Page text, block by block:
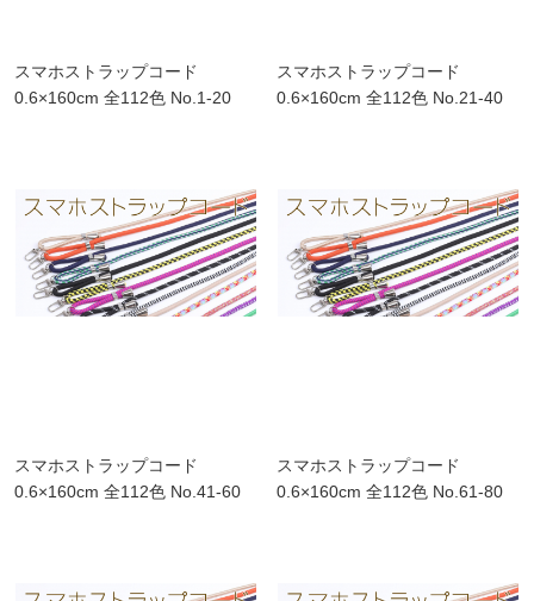
スマホストラップコード
0.6×160cm 全112色 No.1-20
スマホストラップコード
0.6×160cm 全112色 No.21-40
スマホストラップコード
0.6×160cm 全112色 No.41-60
スマホストラップコード
0.6×160cm 全112色 No.61-80